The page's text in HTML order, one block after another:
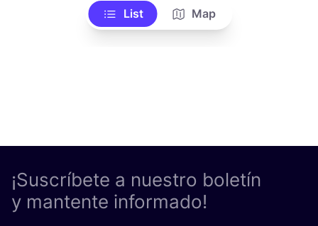
List Map
¡Suscríbete a nuestro boletín
y mantente informado!